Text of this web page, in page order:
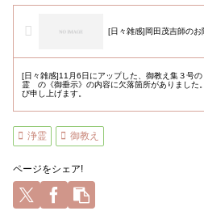
[日々雑感]岡田茂吉師のお
[日々雑感]11月6日にアップした、御教え集３号
霊 の《御垂示》の内容に欠落箇所がありました
び申し上げます。
浄霊 御教え
ページをシェア!